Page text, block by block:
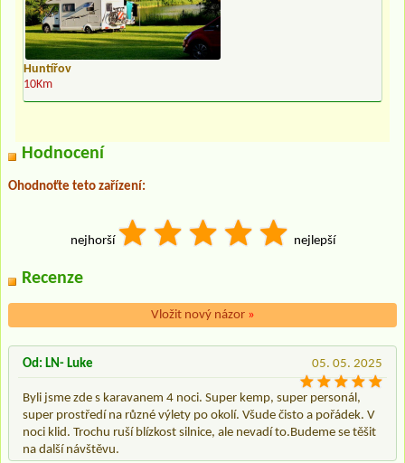
Huntířov
10Km
Hodnocení
Ohodnoťte teto zařízení:
nejhorší nejlepší
Recenze
Vložit nový názor »
05. 05. 2025
Od: LN- Luke
Byli jsme zde s karavanem 4 noci. Super kemp, super personál,
super prostředí na různé výlety po okolí. Všude čisto a pořádek. V
noci klid. Trochu ruší blízkost silnice, ale nevadí to.Budeme se těšit
na další návštěvu.